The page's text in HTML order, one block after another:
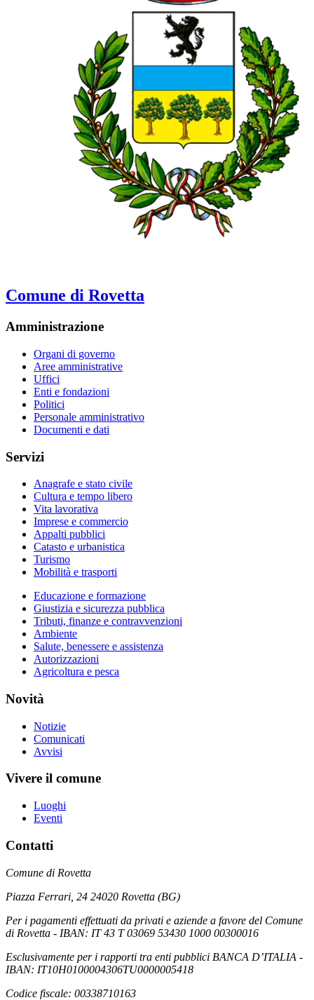
Comune di Rovetta
Amministrazione
Organi di governo
Aree amministrative
Uffici
Enti e fondazioni
Politici
Personale amministrativo
Documenti e dati
Servizi
Anagrafe e stato civile
Cultura e tempo libero
Vita lavorativa
Imprese e commercio
Appalti pubblici
Catasto e urbanistica
Turismo
Mobilità e trasporti
Educazione e formazione
Giustizia e sicurezza pubblica
Tributi, finanze e contravvenzioni
Ambiente
Salute, benessere e assistenza
Autorizzazioni
Agricoltura e pesca
Novità
Notizie
Comunicati
Avvisi
Vivere il comune
Luoghi
Eventi
Contatti
Comune di Rovetta
Piazza Ferrari, 24 24020 Rovetta (BG)
Per i pagamenti effettuati da privati e aziende a favore del Comune
di Rovetta - IBAN: IT 43 T 03069 53430 1000 00300016
Esclusivamente per i rapporti tra enti pubblici BANCA D’ITALIA -
IBAN: IT10H0100004306TU0000005418
Codice fiscale: 00338710163